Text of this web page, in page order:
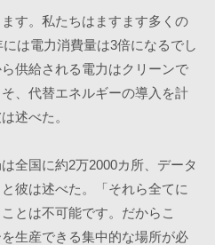
ます。私たちはますます多くの
は電力消費量は3倍になるでし
供給される電力はクリーンで
、代替エネルギーの導入を計
述べた。
全国に約2万2000カ所、データ
彼は述べた。「それら全てに
とは不可能です。だからこ
生産できる集中的な場所が必